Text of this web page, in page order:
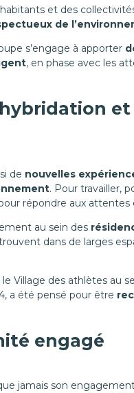
et des
de
s’engage à apporter
, en phase avec les
hybridation
de nouvelles
. Pour travailler,
répondre aux attentes
au sein des
dans de larges
Village des athlètes au
a été pensé pour être
engagé
jamais son